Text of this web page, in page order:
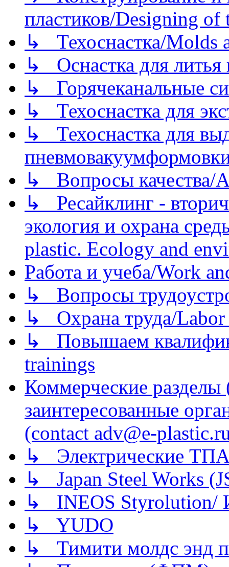
пластиков/Designing of
↳ Техоснастка/Molds
↳ Оснастка для литья
↳ Горячеканальные
↳ Техоснастка для
↳ Техоснастка для
↳ Вопросы качества/
↳ Ресайклинг -
экология и охрана
plastic. Ecology and
Работа и учеба/Work
↳ Вопросы
↳ Охрана труда/Labor
↳ Повышаем
trainings
Коммерческие
заинтересованные
(contact adv@e-
↳ Электрические
↳ Japan Steel Works
↳ INEOS
↳ YUDO
↳ Тимити молдс энд